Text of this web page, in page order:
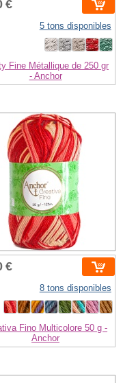
€
5 tons disponibles
Fine Métallique de 250 gr
- Anchor
€
8 tons disponibles
Fino Multicolore 50 g -
Anchor